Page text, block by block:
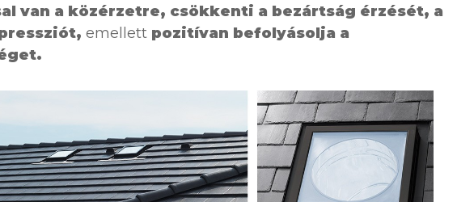
van a közérzetre, csökkenti a bezártság érzését, a
emellett pozitívan befolyásolja a